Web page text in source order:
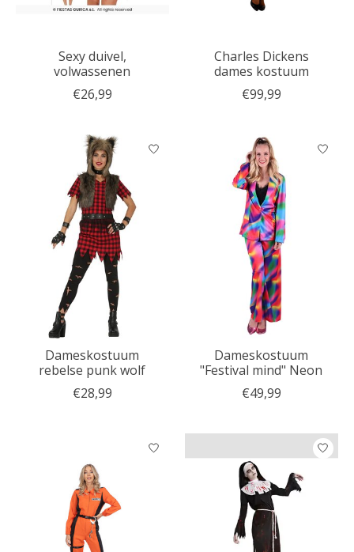
Sexy duivel,
volwassenen
€26,99
Charles Dickens
dames kostuum
€99,99
Dameskostuum
rebelse punk wolf
€28,99
Dameskostuum
"Festival mind" Neon
€49,99